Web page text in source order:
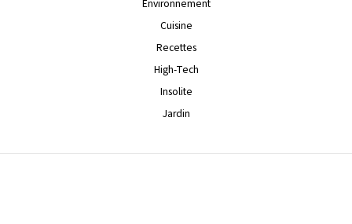
Environnement
Cuisine
Recettes
High-Tech
Insolite
Jardin